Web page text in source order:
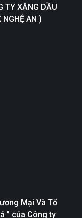
TY XĂNG DẦU
NGHỆ AN )
Mại Và Tổ
” của Công ty